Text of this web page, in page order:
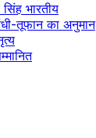
भारतीय
तूफान का अनुमान